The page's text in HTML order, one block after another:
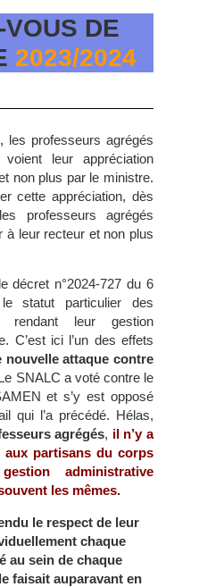
DE
2023/2024
les professeurs agrégés
leur appréciation
non plus par le ministre.
cette appréciation, dès
professeurs agrégés
à leur recteur et non plus
décret n°2024-727 du 6
statut particulier des
rendant leur gestion
C’est ici l’un des effets
nouvelle attaque contre
SNALC a voté contre le
et s’y est opposé
qui l’a précédé. Hélas,
agrégés, il n’y a
aux partisans du corps
administrative
les mêmes.
le respect de leur
chaque
au sein de chaque
faisait auparavant en